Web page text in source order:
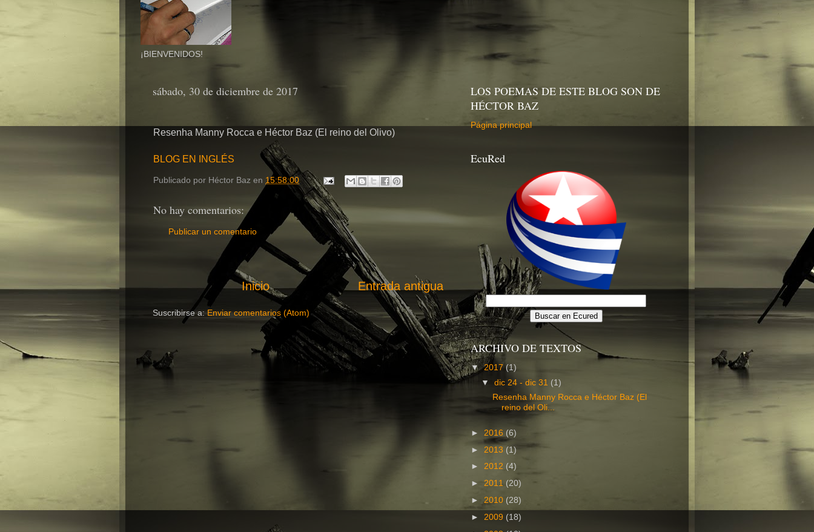
¡BIENVENIDOS!
sábado, 30 de diciembre de 2017
Resenha Manny Rocca e Héctor Baz (El reino del Olivo)
BLOG EN INGLÉS
Publicado por Héctor Baz en 15:58:00
No hay comentarios:
Publicar un comentario
Entrada antigua
Inicio
Suscribirse a:Enviar comentarios (Atom)
LOS POEMAS DE ESTE BLOG SON DE
HÉCTOR BAZ
Página principal
EcuRed
ARCHIVO DE TEXTOS
▼2017(1)
▼dic 24 - dic 31 (1)
Resenha Manny Rocca e Héctor Baz (El
reino del Oli...
► 2016 (6)
► 2013 (1)
► 2012 (4)
► 2011 (20)
► 2010 (28)
► 2009 (18)